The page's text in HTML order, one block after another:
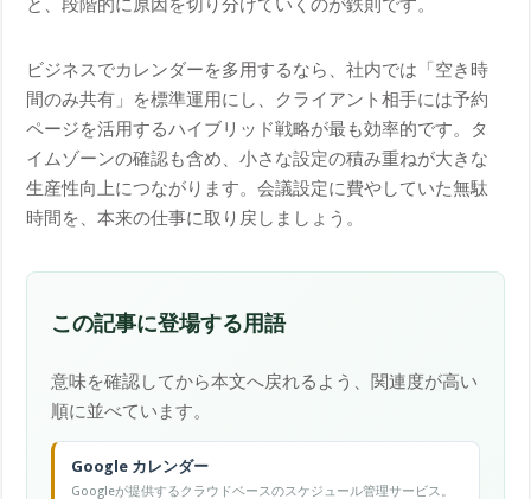
と、段階的に原因を切り分けていくのが鉄則です。
ビジネスでカレンダーを多用するなら、社内では「空き時
間のみ共有」を標準運用にし、クライアント相手には予約
ページを活用するハイブリッド戦略が最も効率的です。タ
イムゾーンの確認も含め、小さな設定の積み重ねが大きな
生産性向上につながります。会議設定に費やしていた無駄
時間を、本来の仕事に取り戻しましょう。
この記事に登場する用語
意味を確認してから本文へ戻れるよう、関連度が高い
順に並べています。
Google カレンダー
Googleが提供するクラウドベースのスケジュール管理サービス。